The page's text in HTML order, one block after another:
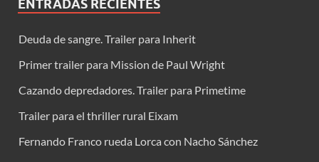
ENTRADAS RECIENTES
Deuda de sangre. Trailer para Inherit
Primer trailer para Mission de Paul Wright
Cazando depredadores. Trailer para Primetime
Trailer para el thriller rural Eixam
Fernando Franco rueda Lorca con Nacho Sánchez